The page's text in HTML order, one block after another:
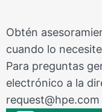
Obtén
cuando lo
Para preguntas
electrónico a la
request@hpe.com